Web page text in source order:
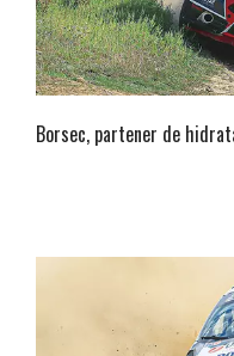
Borsec, partener de